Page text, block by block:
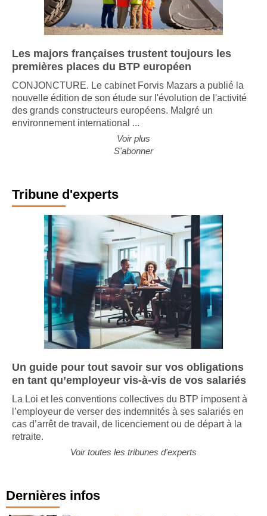
Les majors françaises trustent toujours les
premières places du BTP européen
CONJONCTURE. Le cabinet Forvis Mazars a publié la
nouvelle édition de son étude sur l'évolution de l'activité
des grands constructeurs européens. Malgré un
environnement international ...
Voir plus
S'abonner
Tribune d'experts
Un guide pour tout savoir sur vos obligations
en tant qu’employeur vis-à-vis de vos salariés
La Loi et les conventions collectives du BTP imposent à
l’employeur de verser des indemnités à ses salariés en
cas d’arrêt de travail, de licenciement ou de départ à la
retraite.
Voir toutes les tribunes d'experts
Dernières infos